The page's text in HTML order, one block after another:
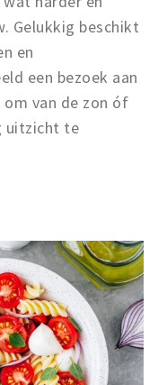
Gelukkig beschikt
en
een bezoek aan
van de zon óf
uitzicht te